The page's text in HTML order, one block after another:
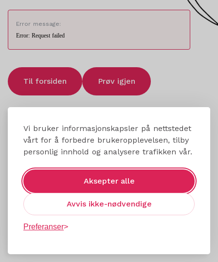
Vi bruker informasjonskapsler på nettstedet
vårt for å forbedre brukeropplevelsen, tilby
personlig innhold og analysere trafikken vår.
Aksepter alle
Avvis ikke-nødvendige
Preferanser
Error message:
Error: Request failed
Til forsiden Prøv igjen